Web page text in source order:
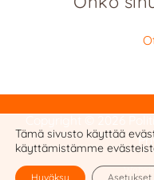
Tämä sivusto käyttää
käyttämistämme
Hyväksy Asetukset